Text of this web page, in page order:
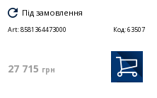
Під замовлення
Art:8581364473000 Код:63507
27 715 грн